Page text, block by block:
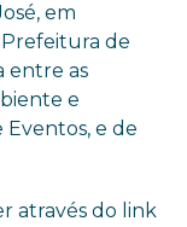
em
de
entre as
e
Eventos, e de
através do link